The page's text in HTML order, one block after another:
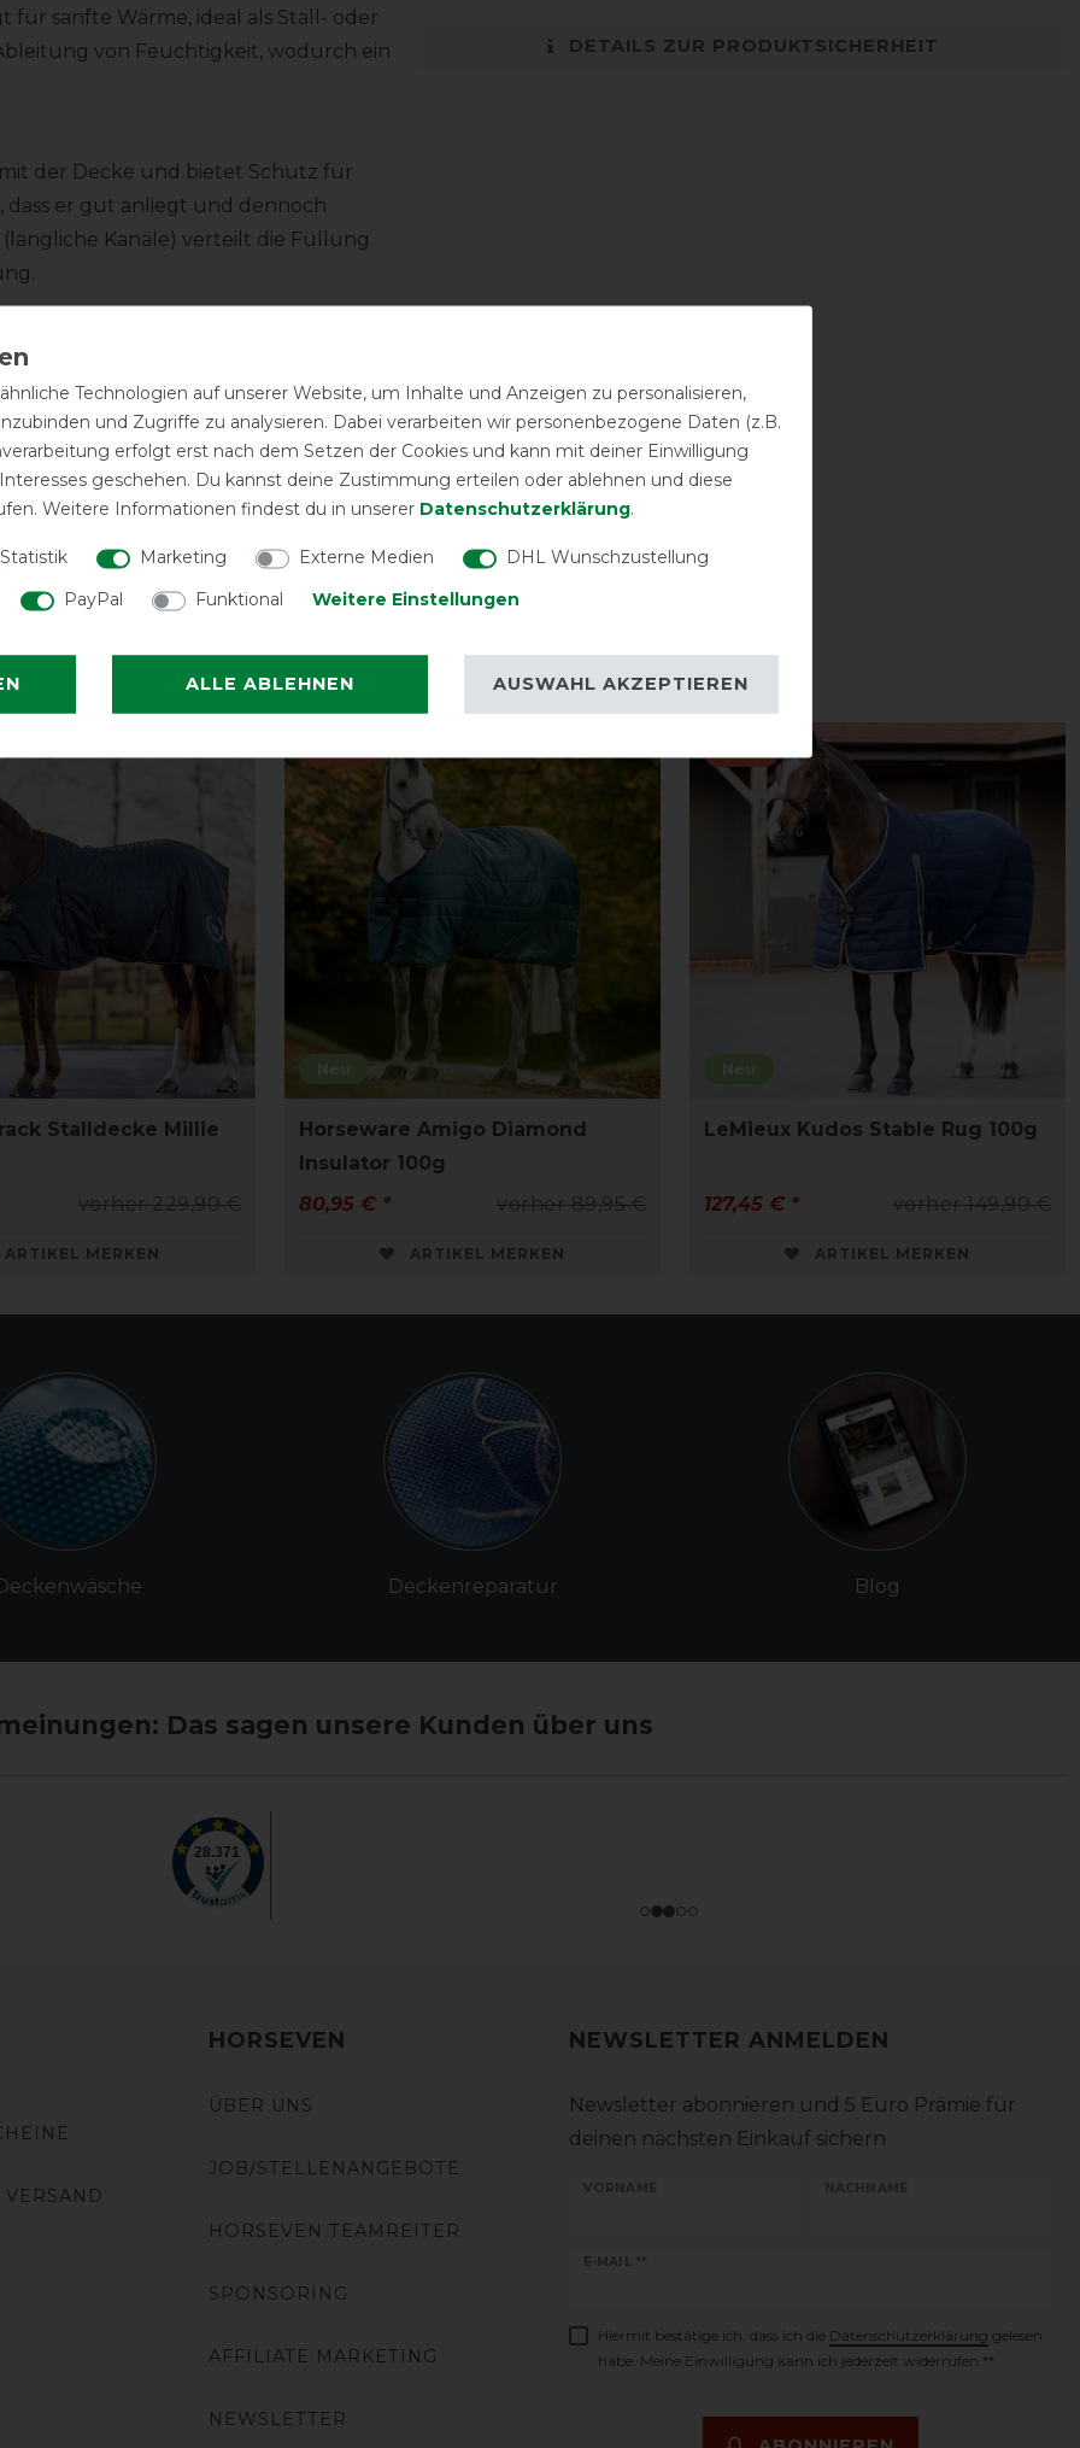
für sanfte Wärme, ideal als Stall- oder
von Feuchtigkeit, wodurch ein
der Decke und bietet Schutz für
dass er gut anliegt und dennoch
Kanäle) verteilt die Füllung
ausgestattet, die für sicheren
an der Hinterhand
DETAILS ZUR PRODUKTSICHERHEIT
Stalldecke Millie
vorher 229,90 €
ARTIKEL MERKEN
Neu
Horseware Amigo Diamond
Insulator 100g
vorher 89,95 €
80,95 € *
ARTIKEL MERKEN
Neu
LeMieux Kudos Stable Rug 100g
vorher 149,90 €
127,45 € *
ARTIKEL MERKEN
Deckenreparatur Blog
Das sagen unsere Kunden über uns
HORSEVEN
ÜBER UNS
JOB/STELLENANGEBOTE
HORSEVEN TEAMREITER
SPONSORING
AFFILIATE MARKETING
NEWSLETTER
NEWSLETTER ANMELDEN
Newsletter abonnieren und 5 Euro Prämie für
deinen nächsten Einkauf sichern
VORNAME NACHNAME
E-MAIL **
Newsletter
Hiermit bestätige ich, dass ich die Daten­schutz­erklärung gelesen
habe. Meine Einwilligung kann ich jederzeit widerrufen.**
Technologien auf unserer Website, um Inhalte und Anzeigen zu personalisieren,
und Zugriffe zu analysieren. Dabei verarbeiten wir personenbezogene Daten (z.B.
erfolgt erst nach dem Setzen der Cookies und kann mit deiner Einwilligung
geschehen. Du kannst deine Zustimmung erteilen oder ablehnen und diese
Weitere Informationen findest du in unserer Daten­schutz­erklärung.
Statistik Marketing Externe Medien
DHL Wunschzustellung
PayPal
Funktional Weitere Einstellungen
ALLE ABLEHNEN AUSWAHL AKZEPTIEREN